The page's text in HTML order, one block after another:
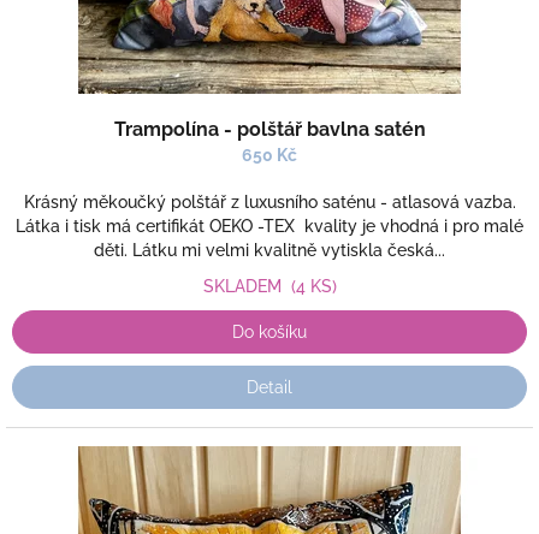
Trampolína - polštář bavlna satén
650 Kč
Krásný měkoučký polštář z luxusního saténu - atlasová vazba.
Látka i tisk má certifikát OEKO -TEX kvality je vhodná i pro malé
děti. Látku mi velmi kvalitně vytiskla česká...
SKLADEM (4 KS)
Do košíku
Detail